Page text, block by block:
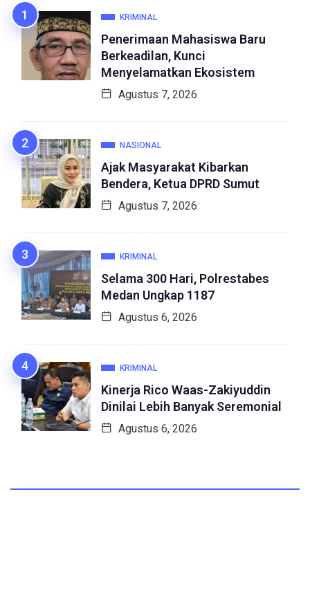
KRIMINAL
Penerimaan Mahasiswa Baru
Berkeadilan, Kunci
Menyelamatkan Ekosistem
Agustus 7, 2026
NASIONAL
Ajak Masyarakat Kibarkan
Bendera, Ketua DPRD Sumut
Agustus 7, 2026
KRIMINAL
Selama 300 Hari, Polrestabes
Medan Ungkap 1187
Agustus 6, 2026
KRIMINAL
Kinerja Rico Waas-Zakiyuddin
Dinilai Lebih Banyak Seremonial
Agustus 6, 2026